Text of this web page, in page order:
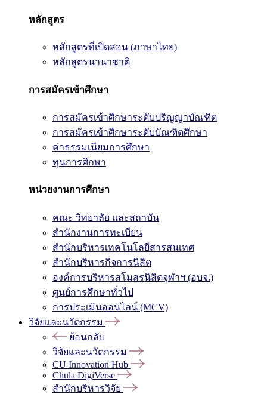
หลักสูตร
หลักสูตรที่เปิดสอน (ภาษาไทย)
หลักสูตรนานาชาติ
การสมัครเข้าศึกษา
การสมัครเข้าศึกษาระดับปริญญาบัณฑิต
การสมัครเข้าศึกษาระดับบัณฑิตศึกษา
ค่าธรรมเนียมการศึกษา
ทุนการศึกษา
หน่วยงานการศึกษา
คณะ วิทยาลัย และสถาบัน
สำนักงานการทะเบียน
สำนักบริหารเทคโนโลยีสารสนเทศ
สำนักบริหารกิจการนิสิต
องค์การบริหารสโมสรนิสิตจุฬาฯ (อบจ.)
ศูนย์การศึกษาทั่วไป
การประเมินออนไลน์ (MCV)
วิจัยและนวัตกรรม
ย้อนกลับ
วิจัยและนวัตกรรม
CU Innovation Hub
Chula DigiVerse
สำนักบริหารวิจัย